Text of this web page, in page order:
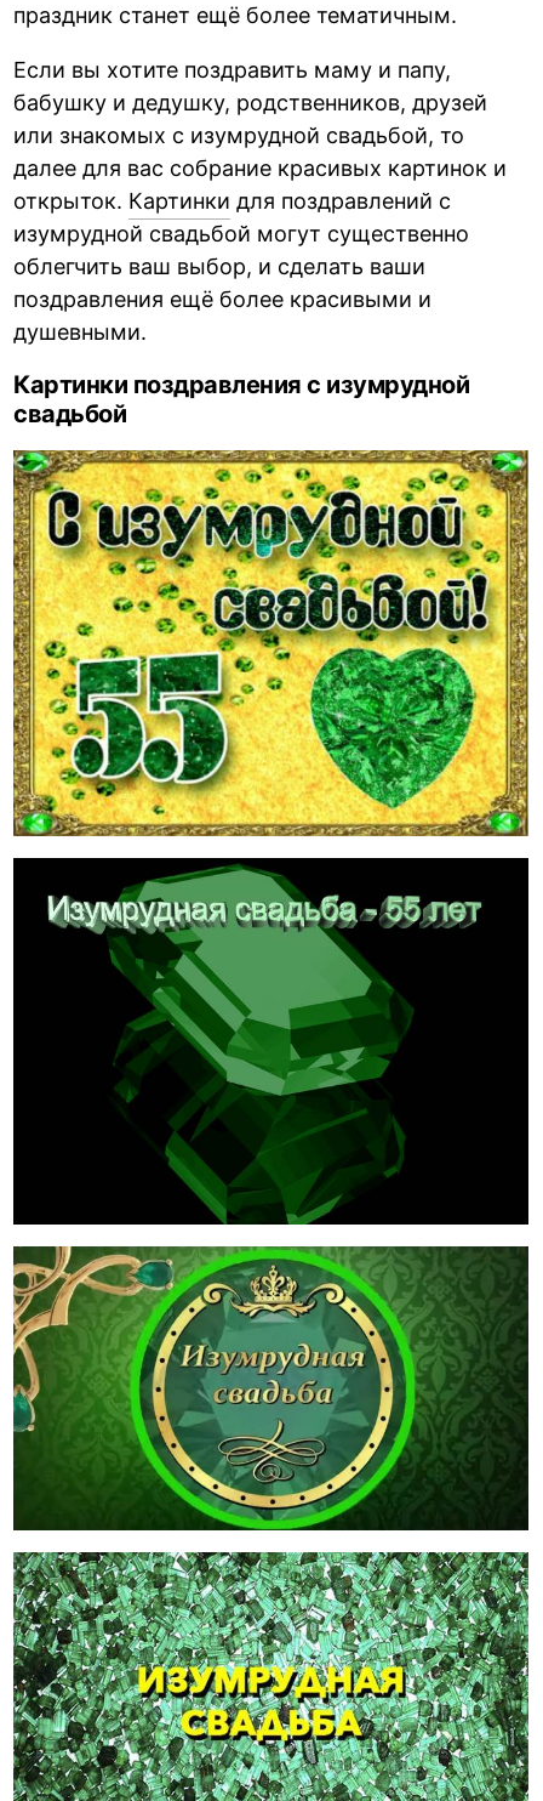
праздник станет ещё более тематичным.
Если вы хотите поздравить маму и папу,
бабушку и дедушку, родственников, друзей
или знакомых с изумрудной свадьбой, то
далее для вас собрание красивых картинок и
открыток. Картинки для поздравлений с
изумрудной свадьбой могут существенно
облегчить ваш выбор, и сделать ваши
поздравления ещё более красивыми и
душевными.
Картинки поздравления с изумрудной
свадьбой